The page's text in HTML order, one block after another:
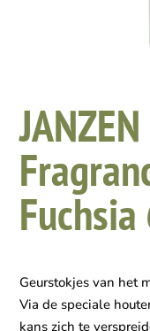
Geurstokjes van het
Via de speciale
kans zich te